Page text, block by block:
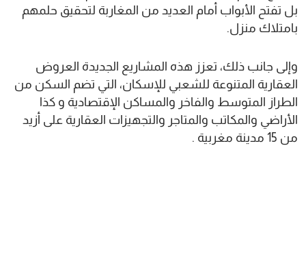
بل تفتح الأبواب أمام العديد من المغاربة لتحقيق حلمهم
بامتلاك منزل.
وإلى جانب ذلك، تعزز هذه المشاريع الجديدة العروض
العقارية المتنوعة للشعبي للإسكان، التي تضم السكن من
الطراز المتوسط والفاخر والمساكن الإقتصادية و كذا
الأراضي والمكاتب والمتاجر والتجهيزات العقارية على أزيد
من 15 مدينة مغربية .